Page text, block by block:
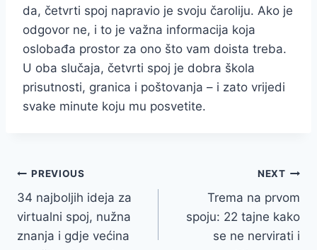
da, četvrti spoj napravio je svoju čaroliju. Ako je
odgovor ne, i to je važna informacija koja
oslobađa prostor za ono što vam doista treba.
U oba slučaja, četvrti spoj je dobra škola
prisutnosti, granica i poštovanja – i zato vrijedi
svake minute koju mu posvetite.
Post
navigation
PREVIOUS
34 najboljih ideja za
virtualni spoj, nužna
znanja i gdje većina
NEXT
Trema na prvom
spoju: 22 tajne kako
se ne nervirati i